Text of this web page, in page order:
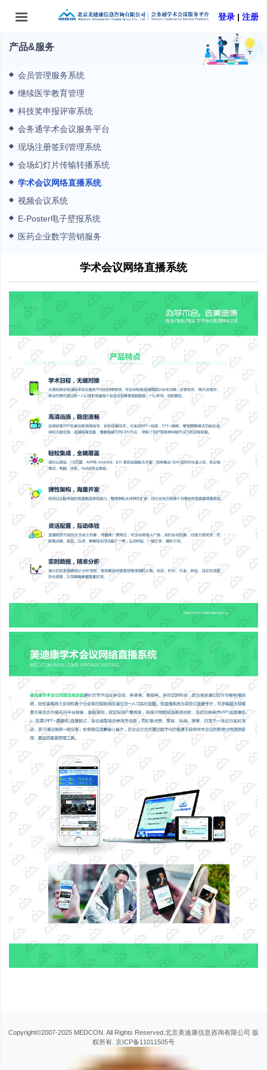
会议列表
产品&服务
合作伙伴
关于我们
登录 | 注册
产品&服务
会员管理服务系统
继续医学教育管理
科技奖申报评审系统
会务通学术会议服务平台
现场注册签到管理系统
会场幻灯片传输转播系统
学术会议网络直播系统
视频会议系统
E-Poster电子壁报系统
医药企业数字营销服务
学术会议网络直播系统
Copyright©2007-2025 MEDCON. All Rights Reserved.北京美迪康信息咨询有限公司 版
权所有. 京ICP备11011505号